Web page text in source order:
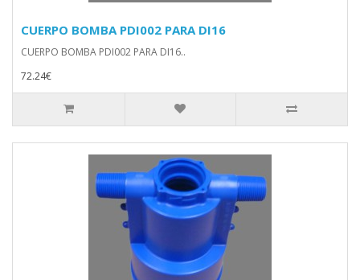
CUERPO BOMBA PDI002 PARA DI16
CUERPO BOMBA PDI002 PARA DI16..
72.24€